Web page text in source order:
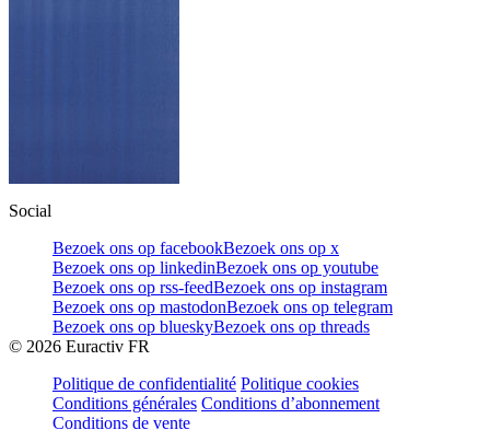
Social
Bezoek ons op facebookBezoek ons op x
Bezoek ons op linkedinBezoek ons op youtube
Bezoek ons op rss-feedBezoek ons op instagram
Bezoek ons op mastodonBezoek ons op telegram
Bezoek ons op blueskyBezoek ons op threads
© 2026 Euractiv FR
Politique de confidentialité Politique cookies
Conditions générales Conditions d’abonnement
Conditions de vente